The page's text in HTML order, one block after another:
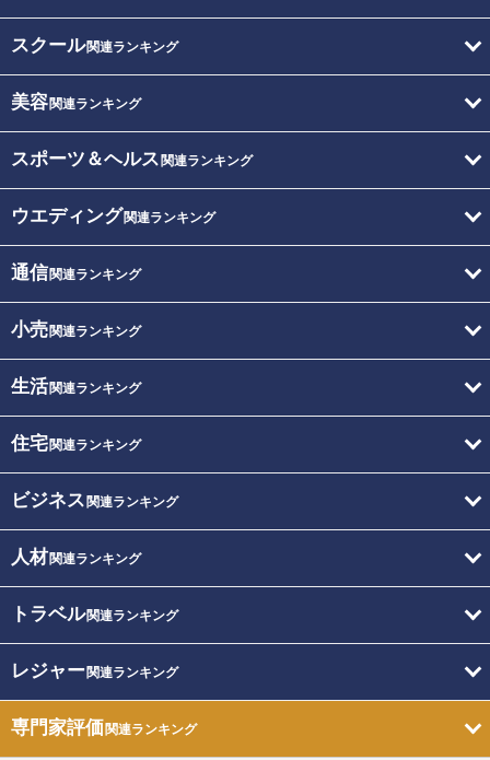
スクール関連ランキング
美容関連ランキング
スポーツ＆ヘルス 関連ランキング
ウエディング関連ランキング
通信関連ランキング
小売関連ランキング
生活関連ランキング
住宅関連ランキング
ビジネス 関連ランキング
人材関連ランキング
トラベル関連ランキング
レジャー関連ランキング
専門家評価関連ランキング